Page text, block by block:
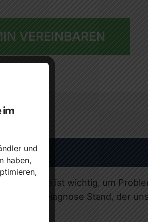
VEREINBAREN
Sie ist wichtig, um
Diagnose Stand, der
im
und
haben,